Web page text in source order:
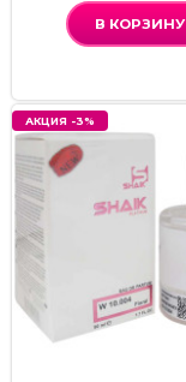
В КОРЗИНУ
АКЦИЯ -3%